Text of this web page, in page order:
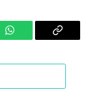
WhatsAppCopy